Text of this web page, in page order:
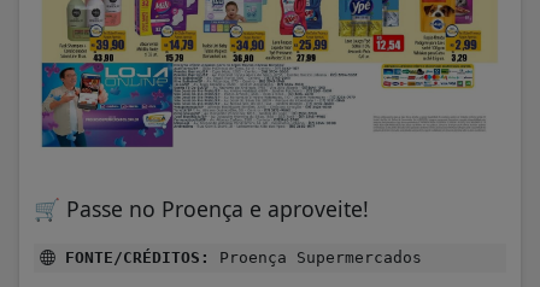
🛒 Passe no Proença e aproveite!
FONTE/CRÉDITOS: Proença Supermercados